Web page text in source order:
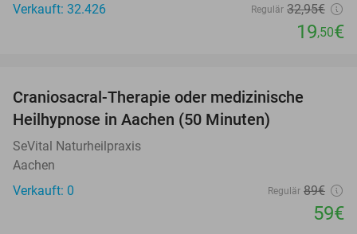
Verkauft: 32.426
Regulär 32,95€
19,50€
TODAY
Craniosacral-Therapie oder medizinische
Heilhypnose in Aachen (50 Minuten)
SeVital Naturheilpraxis
Aachen
Verkauft: 0
Regulär 89€
59€